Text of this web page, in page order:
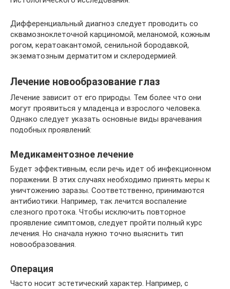
Дифференциальный диагноз следует проводить со
сквамозноклеточной карциномой, меланомой, кожным
рогом, кератоакантомой, сенильной бородавкой,
экзематозным дерматитом и склеродермией.
Лечение новообразование глаз
Лечение зависит от его природы. Тем более что они
могут проявиться у младенца и взрослого человека.
Однако следует указать основные виды врачевания
подобных проявлений:
Медикаментозное лечение
Будет эффективным, если речь идет об инфекционном
поражении. В этих случаях необходимо принять меры к
уничтожению заразы. Соответственно, принимаются
антибиотики. Например, так лечится воспаление
слезного протока. Чтобы исключить повторное
проявление симптомов, следует пройти полный курс
лечения. Но сначала нужно точно выяснить тип
новообразования.
Операция
Часто носит эстетический характер. Например, с